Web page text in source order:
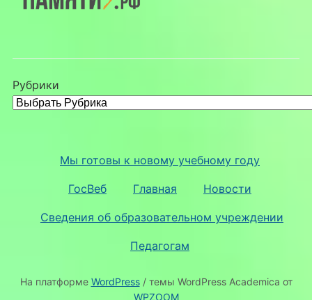
Рубрики
Мы готовы к новому учебному году
ГосВеб Главная Новости
Сведения об образовательном учреждении
Педагогам
На платформе WordPress/ темы WordPress Academica от
WPZOOM